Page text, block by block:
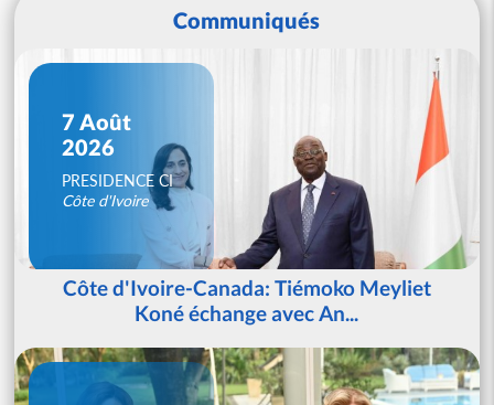
Communiqués
7 Août
2026
PRESIDENCE CI
Côte d'Ivoire
Côte d'Ivoire-Canada: Tiémoko Meyliet
Koné échange avec An...